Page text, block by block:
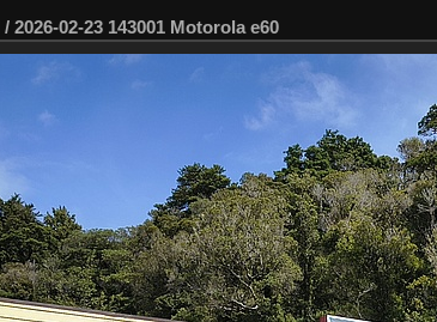
/ 2026-02-23 143001 Motorola e60